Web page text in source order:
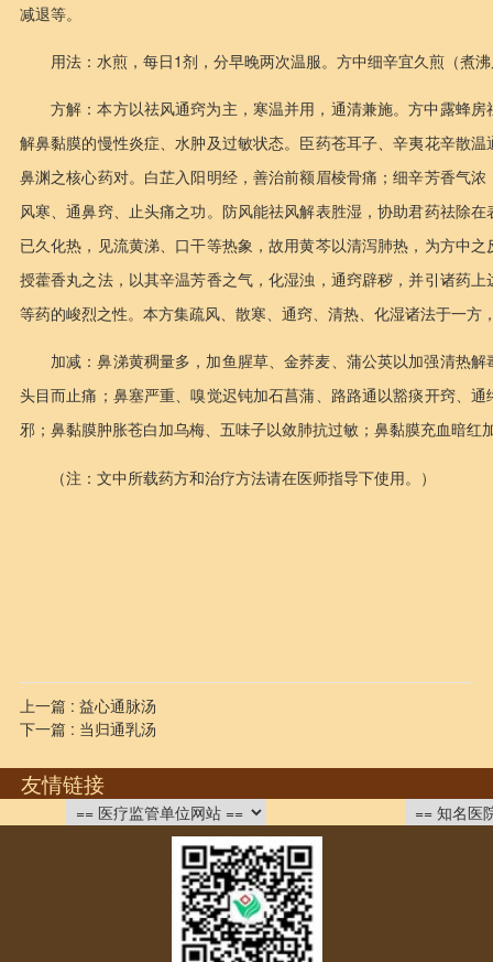
减退等。
用法：水煎，每日1剂，分早晚两次温服。方中细辛宜久煎（煮
方解：本方以祛风通窍为主，寒温并用，通清兼施。方中露蜂
解鼻黏膜的慢性炎症、水肿及过敏状态。臣药苍耳子、辛夷花辛散
鼻渊之核心药对。白芷入阳明经，善治前额眉棱骨痛；细辛芳香气
风寒、通鼻窍、止头痛之功。防风能祛风解表胜湿，协助君药祛除
已久化热，见流黄涕、口干等热象，故用黄芩以清泻肺热，为方中
授藿香丸之法，以其辛温芳香之气，化湿浊，通窍辟秽，并引诸药
等药的峻烈之性。本方集疏风、散寒、通窍、清热、化湿诸法于一
加减：鼻涕黄稠量多，加鱼腥草、金荞麦、蒲公英以加强清热
头目而止痛；鼻塞严重、嗅觉迟钝加石菖蒲、路路通以豁痰开窍、
邪；鼻黏膜肿胀苍白加乌梅、五味子以敛肺抗过敏；鼻黏膜充血暗红
（注：文中所载药方和治疗方法请在医师指导下使用。）
上一篇 : 益心通脉汤
下一篇 : 当归通乳汤
友情链接